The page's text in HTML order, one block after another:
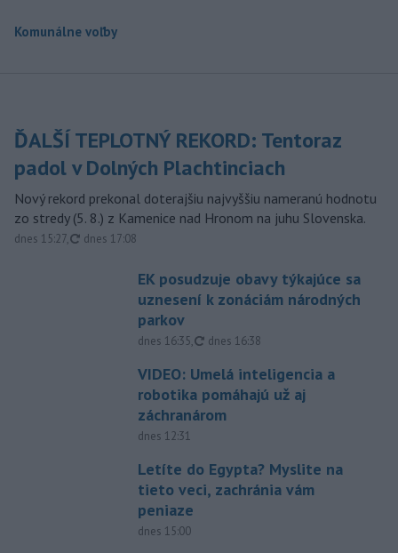
Komunálne voľby
ĎALŠÍ TEPLOTNÝ REKORD: Tentoraz
padol v Dolných Plachtinciach
Nový rekord prekonal doterajšiu najvyššiu nameranú hodnotu
zo stredy (5. 8.) z Kamenice nad Hronom na juhu Slovenska.
dnes 15:27, aktualizované
dnes 17:08
EK posudzuje obavy týkajúce sa
uznesení k zonáciám národných
parkov
dnes 16:35, aktualizované
dnes 16:38
VIDEO: Umelá inteligencia a
robotika pomáhajú už aj
záchranárom
dnes 12:31
Letíte do Egypta? Myslite na
tieto veci, zachránia vám
peniaze
dnes 15:00